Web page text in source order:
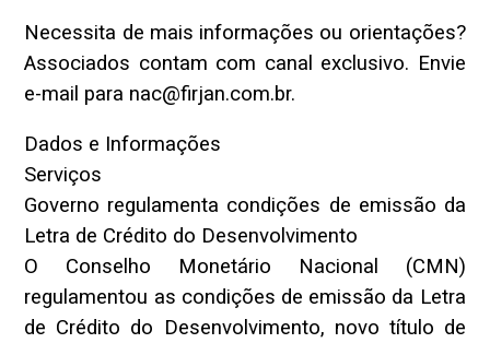
Necessita de mais informações ou orientações?
Associados contam com canal exclusivo. Envie
e-mail para nac@firjan.com.br.
Dados e Informações
Serviços
Governo regulamenta condições de emissão da
Letra de Crédito do Desenvolvimento
O Conselho Monetário Nacional (CMN)
regulamentou as condições de emissão da Letra
de Crédito do Desenvolvimento, novo título de